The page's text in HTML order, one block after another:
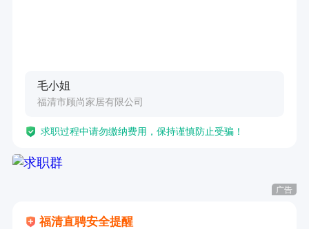
1.​高底薪 + 高提成（行业最高比例！） + 超额奖
金 + 各种奖励。
2.只要你干得好，​月收入过万是常态，高手能拿多
毛小姐
福清市顾尚家居有限公司
求职过程中请勿缴纳费用，保持谨慎防止受骗！
广告
福清直聘安全提醒